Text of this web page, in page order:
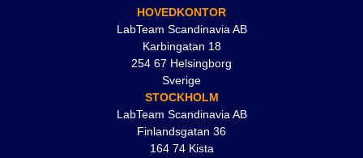
HOVEDKONTOR
LabTeam Scandinavia AB
Karbingatan 18
254 67 Helsingborg
Sverige
STOCKHOLM
LabTeam Scandinavia AB
Finlandsgatan 36
164 74 Kista